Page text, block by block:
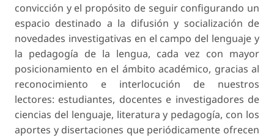
convicción y el propósito de seguir configurando un
espacio destinado a la difusión y socialización de
novedades investigativas en el campo del lenguaje y
la pedagogía de la lengua, cada vez con mayor
posicionamiento en el ámbito académico, gracias al
reconocimiento e interlocución de nuestros
lectores: estudiantes, docentes e investigadores de
ciencias del lenguaje, literatura y pedagogía, con los
aportes y disertaciones que periódicamente ofrecen